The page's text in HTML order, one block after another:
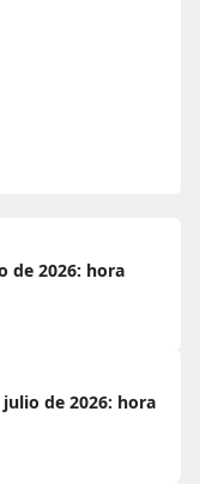
de 2026: hora
de 2026: hora